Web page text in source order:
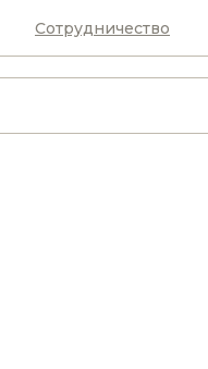
Сотрудничество